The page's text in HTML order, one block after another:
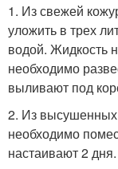
1. Из свежей
уложить в трех
водой. Жидкость
необходимо
выливают под
2. Из
необходимо
настаивают 2 дня.